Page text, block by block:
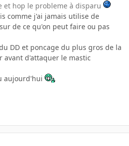
et hop le probleme à disparu
comme j'ai jamais utilise de
de ce qu'on peut faire ou pas
DD et poncage du plus gros de la
d'attaquer le mastic
aujourd'hui